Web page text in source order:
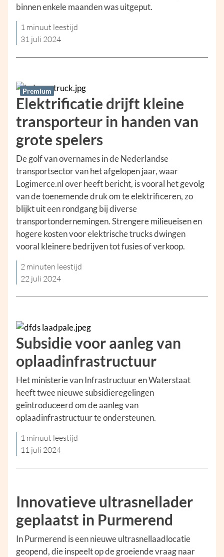
binnen enkele maanden was uitgeput.
1 minuut leestijd
31 juli 2024
Premium
Elektrificatie drijft kleine
transporteur in handen van
grote spelers
De golf van overnames in de Nederlandse
transportsector van het afgelopen jaar, waar
Logimerce.nl over heeft bericht, is vooral het gevolg
van de toenemende druk om te elektrificeren, zo
blijkt uit een rondgang bij diverse
transportondernemingen. Strengere milieueisen en
hogere kosten voor elektrische trucks dwingen
vooral kleinere bedrijven tot fusies of verkoop.
2 minuten leestijd
22 juli 2024
Subsidie voor aanleg van
oplaadinfrastructuur
Het ministerie van Infrastructuur en Waterstaat
heeft twee nieuwe subsidieregelingen
geïntroduceerd om de aanleg van
oplaadinfrastructuur te ondersteunen.
1 minuut leestijd
11 juli 2024
Innovatieve ultrasnellader
geplaatst in Purmerend
In Purmerend is een nieuwe ultrasnellaadlocatie
geopend, die inspeelt op de groeiende vraag naar